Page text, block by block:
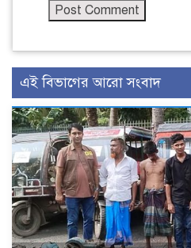
এই বিভাগের আরো সংবাদ